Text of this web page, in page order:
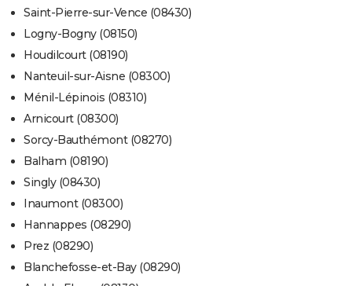
Saint-Pierre-sur-Vence (08430)
Logny-Bogny (08150)
Houdilcourt (08190)
Nanteuil-sur-Aisne (08300)
Ménil-Lépinois (08310)
Arnicourt (08300)
Sorcy-Bauthémont (08270)
Balham (08190)
Singly (08430)
Inaumont (08300)
Hannappes (08290)
Prez (08290)
Blanchefosse-et-Bay (08290)